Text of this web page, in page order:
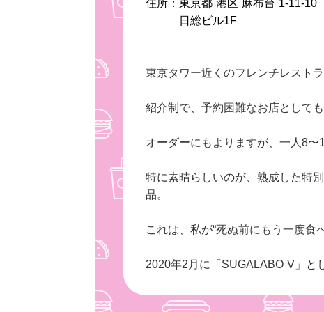
住所：東京都 港区 麻布台 1-11-10
日総ビル1F
東京タワー近くのフレンチレストラ
紹介制で、予約困難なお店としても
オーダーにもよりますが、一人8〜
特に素晴らしいのが、熟成した特
品。
これは、私が“死ぬ前にもう一度食
2020年2月に「SUGALABO